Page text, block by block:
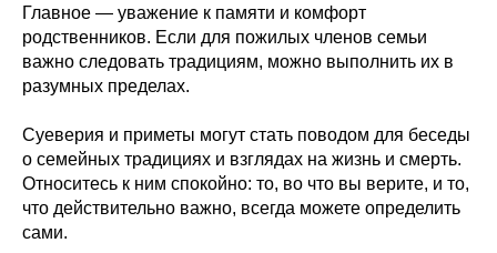
Главное — уважение к памяти и комфорт
родственников. Если для пожилых членов семьи
важно следовать традициям, можно выполнить их в
разумных пределах.
Суеверия и приметы могут стать поводом для беседы
о семейных традициях и взглядах на жизнь и смерть.
Относитесь к ним спокойно: то, во что вы верите, и то,
что действительно важно, всегда можете определить
сами.